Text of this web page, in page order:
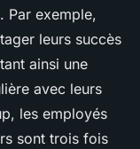
Par exemple,
leurs succès
ainsi une
avec leurs
, les employés
sont trois fois